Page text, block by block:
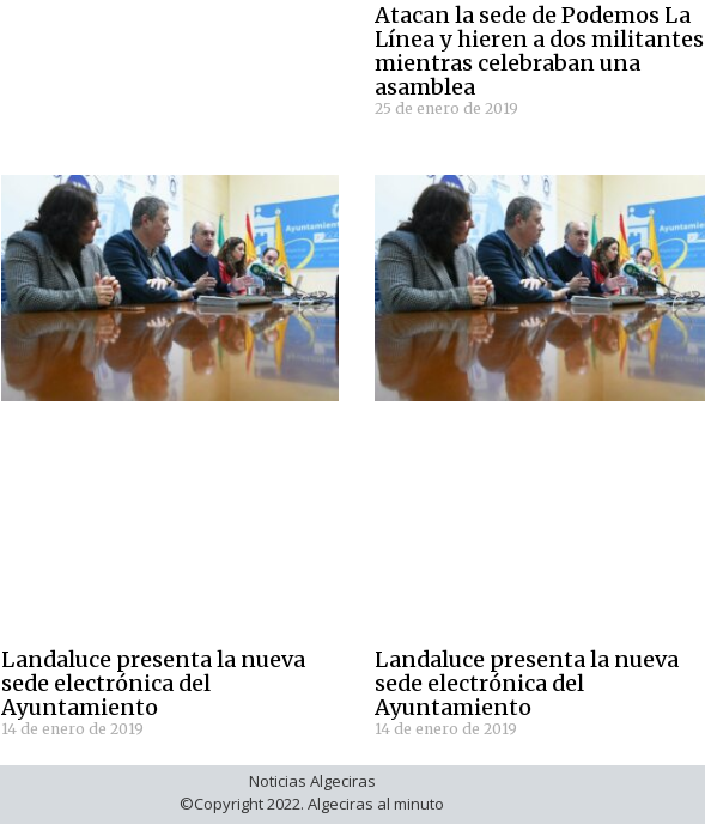
Atacan la sede de Podemos La
Línea y hieren a dos militantes
mientras celebraban una
asamblea
25 de enero de 2019
Landaluce presenta la nueva
sede electrónica del
Ayuntamiento
14 de enero de 2019
Landaluce presenta la nueva
sede electrónica del
Ayuntamiento
14 de enero de 2019
Noticias Algeciras
©Copyright 2022. Algeciras al minuto